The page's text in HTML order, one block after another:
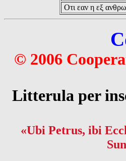
Οτι εαν η εξ
© 2006
Litterula per
«Ubi Petrus, ibi